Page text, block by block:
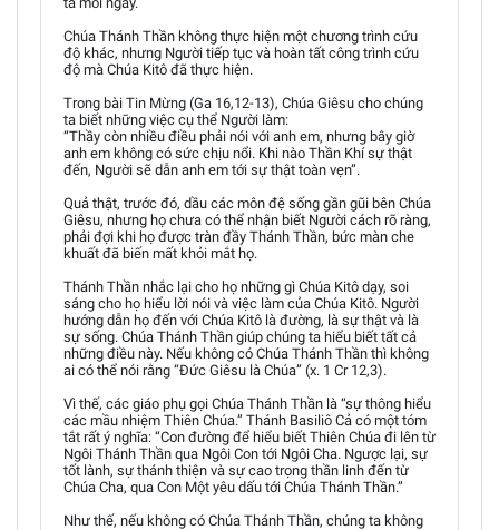
Chúa Thánh Thần không thực hiện một chương trình cứu
độ khác, nhưng Người tiếp tục và hoàn tất công trình cứu
độ mà Chúa Kitô đã thực hiện.
Trong bài Tin Mừng (Ga 16,12-13), Chúa Giêsu cho chúng
ta biết những việc cụ thể Người làm:
“Thầy còn nhiều điều phải nói với anh em, nhưng bây giờ
anh em không có sức chịu nổi. Khi nào Thần Khí sự thật
đến, Người sẽ dẫn anh em tới sự thật toàn vẹn”.
Quả thật, trước đó, dầu các môn đệ sống gần gũi bên Chúa
Giêsu, nhưng họ chưa có thể nhận biết Người cách rõ ràng,
phải đợi khi họ được tràn đầy Thánh Thần, bức màn che
khuất đã biến mất khỏi mắt họ.
Thánh Thần nhắc lại cho họ những gì Chúa Kitô dạy, soi
sáng cho họ hiểu lời nói và việc làm của Chúa Kitô. Người
hướng dẫn họ đến với Chúa Kitô là đường, là sự thật và là
sự sống. Chúa Thánh Thần giúp chúng ta hiểu biết tất cả
những điều này. Nếu không có Chúa Thánh Thần thì không
ai có thể nói rằng “Đức Giêsu là Chúa” (x. 1 Cr 12,3).
Vì thế, các giáo phụ gọi Chúa Thánh Thần là “sự thông hiểu
các mầu nhiệm Thiên Chúa.” Thánh Basiliô Cả có một tóm
tắt rất ý nghĩa: “Con đường để hiểu biết Thiên Chúa đi lên từ
Ngôi Thánh Thần qua Ngôi Con tới Ngôi Cha. Ngược lại, sự
tốt lành, sự thánh thiện và sự cao trọng thần linh đến từ
Chúa Cha, qua Con Một yêu dấu tới Chúa Thánh Thần.”
Như thế, nếu không có Chúa Thánh Thần, chúng ta không